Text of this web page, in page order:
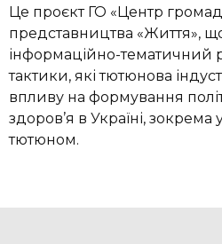
Це проєкт ГО «Центр
представництва «Життя»,
інформаційно-тематичний
тактики, які тютюнова
впливу на формування
здоров’я в Україні,
тютюном.